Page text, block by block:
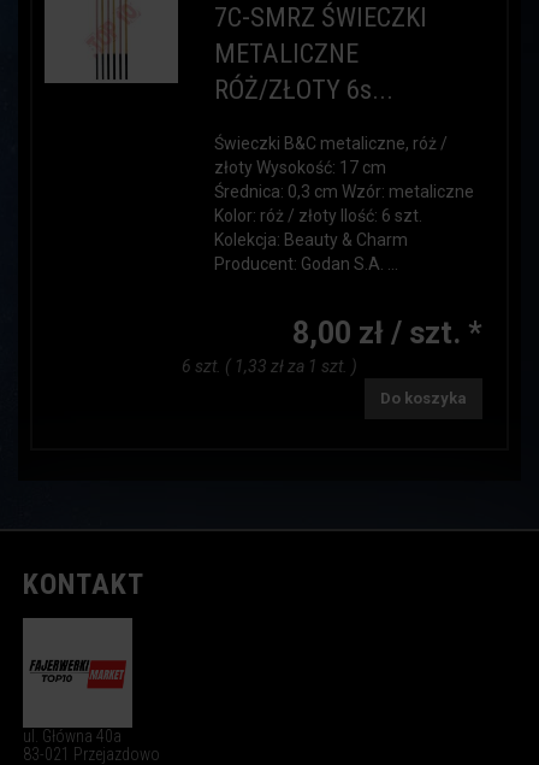
7C-SMRZ ŚWIECZKI
METALICZNE
RÓŻ/ZŁOTY 6s...
Świeczki B&C metaliczne, róż /
złoty Wysokość: 17 cm
Średnica: 0,3 cm Wzór: metaliczne
Kolor: róż / złoty Ilość: 6 szt.
Kolekcja: Beauty & Charm
Producent: Godan S.A. ...
8,00 zł / szt. *
6 szt. ( 1,33 zł za 1 szt. )
Do koszyka
KONTAKT
ul. Główna 40a
83-021 Przejazdowo